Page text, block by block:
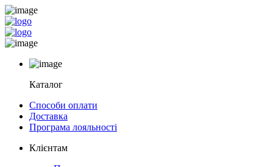
Каталог
Способи оплати
Доставка
Програма лояльності
Клієнтам